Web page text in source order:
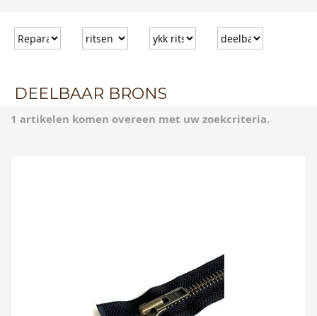
door
naar
DEELBAAR BRONS
1 artikelen komen overeen met uw zoekcriteria.